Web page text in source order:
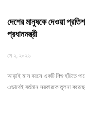
দেশের মানুষকে দেওয়া
প্রধানমন্ত্রী
মে ২, ২০২৬
আড়াই মাস বয়সে একটি শিশু হাঁটতে
এভাবেই বর্তমান সরকারকে তুলনা